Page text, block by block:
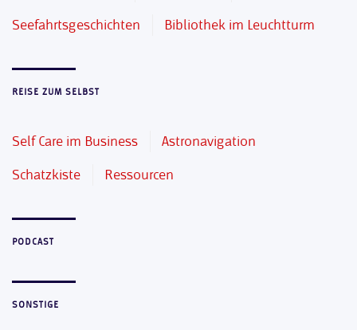
Seefahrtsgeschichten Bibliothek im Leuchtturm
REISE ZUM SELBST
Self Care im Business Astronavigation
Schatzkiste Ressourcen
PODCAST
SONSTIGE